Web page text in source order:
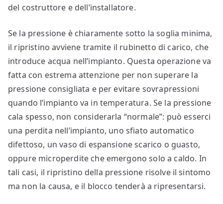
del costruttore e dell’installatore.
Se la pressione è chiaramente sotto la soglia minima,
il ripristino avviene tramite il rubinetto di carico, che
introduce acqua nell’impianto. Questa operazione va
fatta con estrema attenzione per non superare la
pressione consigliata e per evitare sovrapressioni
quando l’impianto va in temperatura. Se la pressione
cala spesso, non considerarla “normale”: può esserci
una perdita nell’impianto, uno sfiato automatico
difettoso, un vaso di espansione scarico o guasto,
oppure microperdite che emergono solo a caldo. In
tali casi, il ripristino della pressione risolve il sintomo
ma non la causa, e il blocco tenderà a ripresentarsi.